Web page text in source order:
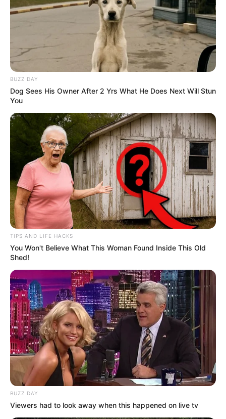
Precauciones y
Contraindicaciones
Aunque las hojas secas de manzanilla son
seguras para la mayoría, considera las
siguientes precauciones:
Reacciones Alérgicas:Evítala si tienes
BUZZ DAY
Dog Sees His Owner After 2 Yrs What He Does Next Will Stun
You
TIPS AND LIFE HACKS
You Won't Believe What This Woman Found Inside This Old
Shed!
BUZZ DAY
Viewers had to look away when this happened on live tv